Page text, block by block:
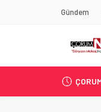
Gündem